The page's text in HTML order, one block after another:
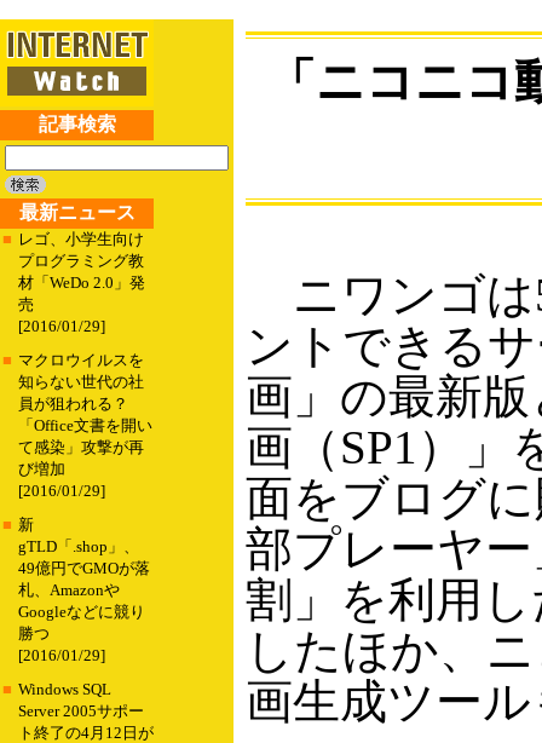
記事検索
最新ニュース
■ レゴ、小学生向け
プログラミング教
材「WeDo 2.0」発
売
[2016/01/29]
■ マクロウイルスを
知らない世代の社
員が狙われる？
「Office文書を開い
て感染」攻撃が再
び増加
[2016/01/29]
■ 新
gTLD「.shop」、
49億円でGMOが落
札、Amazonや
Googleなどに競り
勝つ
[2016/01/29]
■ Windows SQL
Server 2005サポー
ト終了の4月12日が
「ニコニ
ニワンゴは
ントできる
画」の最新
画（SP1）」
面をブログ
部プレーヤ
割」を利用
したほか、
画生成ツー